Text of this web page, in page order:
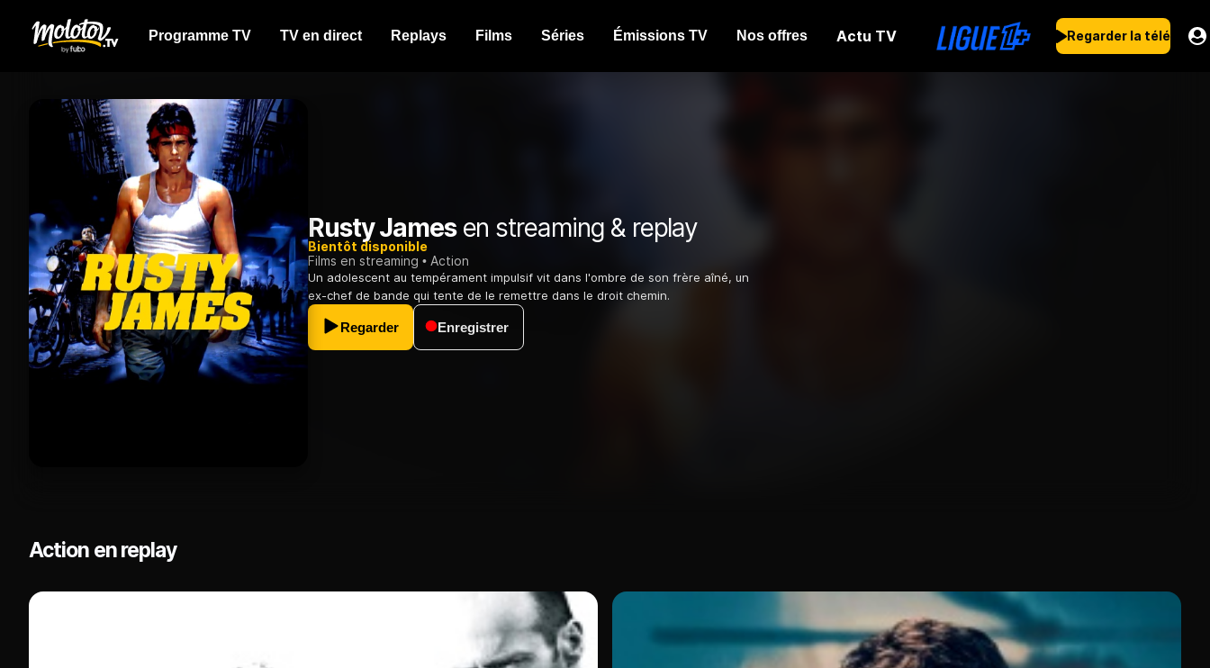
Programme TV TV en direct Replays Films Séries Émissions TV Nos offres Actu TV Regarder la télé
Rusty Jamesen streaming & replay
Bientôt disponible
Films en streaming
Action
Un adolescent au tempérament impulsif vit dans l'ombre de son frère aîné, un
ex-chef de bande qui tente de le remettre dans le droit chemin.
Regarder Enregistrer
Action en replay